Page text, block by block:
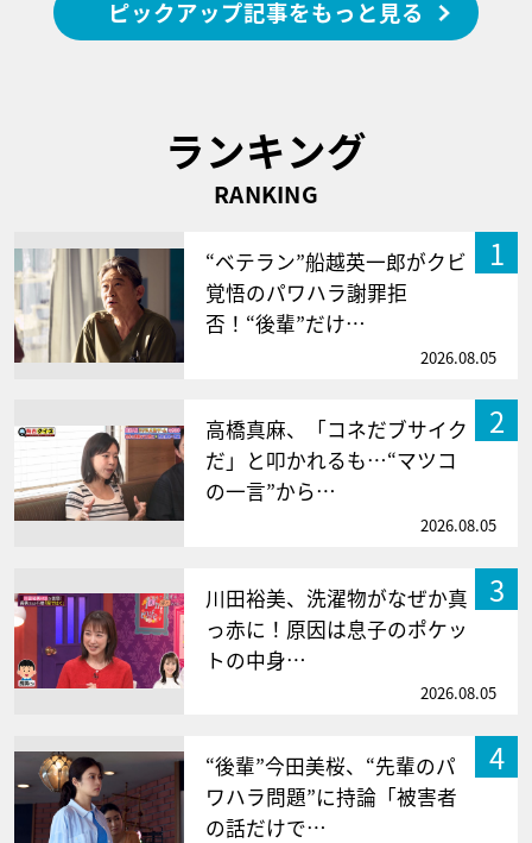
ピックアップ記事をもっと見る
ランキング
RANKING
1
“ベテラン”船越英一郎がクビ
覚悟のパワハラ謝罪拒
否！“後輩”だけ…
2026.08.05
2
高橋真麻、「コネだブサイク
だ」と叩かれるも…“マツコ
の一言”から…
2026.08.05
3
川田裕美、洗濯物がなぜか真
っ赤に！原因は息子のポケッ
トの中身…
2026.08.05
4
“後輩”今田美桜、“先輩のパ
ワハラ問題”に持論「被害者
の話だけで…